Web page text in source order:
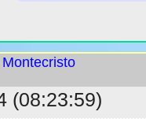
(08:23:59)